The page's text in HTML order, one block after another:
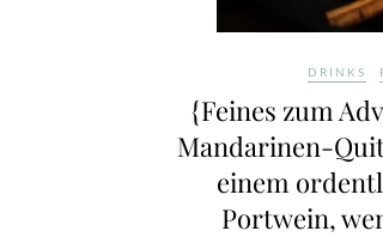
DRINKS
{Feines zum
Mandarinen-
einem
Portwein,